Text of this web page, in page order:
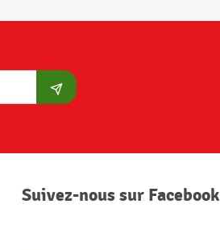
S'abonner
Suivez-nous sur Facebook